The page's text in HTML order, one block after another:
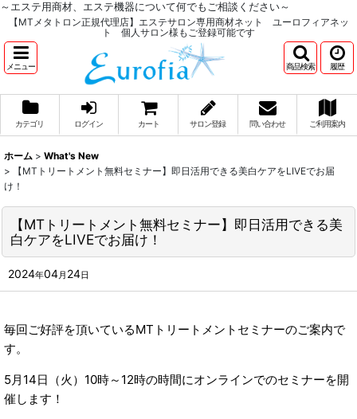
～エステ用商材、エステ機器について何でもご相談ください～
【MTメタトロン正規代理店】エステサロン専用商材ネット ユーロフィアネッ
ト 個人サロン様もご登録可能です
メニュー 商品検索 履歴
カテゴリ ログイン カート サロン登録 問い合わせ ご利用案内
ホーム > What's New
>
【MTトリートメント無料セミナー】即日活用できる美白ケアをLIVEでお届
け！
【MTトリートメント無料セミナー】即日活用できる美
白ケアをLIVEでお届け！
2024年04月 24日
毎回ご好評を頂いているMTトリートメントセミナーのご案内で
す。
5月14日（火）10時～12時の時間にオンラインでのセミナーを開
催します！